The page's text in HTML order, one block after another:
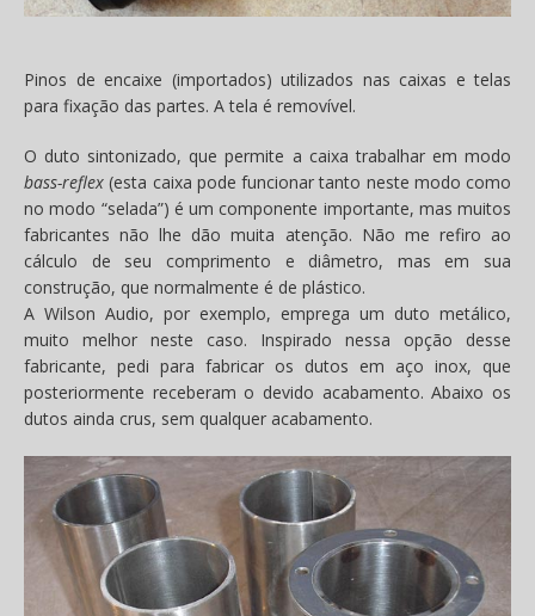
Pinos de encaixe (importados) utilizados nas caixas e telas
para fixação das partes. A tela é removível.
O duto sintonizado, que permite a caixa trabalhar em modo
bass-reflex (esta caixa pode funcionar tanto neste modo como
no modo “selada”) é um componente importante, mas muitos
fabricantes não lhe dão muita atenção. Não me refiro ao
cálculo de seu comprimento e diâmetro, mas em sua
construção, que normalmente é de plástico.
A Wilson Audio, por exemplo, emprega um duto metálico,
muito melhor neste caso. Inspirado nessa opção desse
fabricante, pedi para fabricar os dutos em aço inox, que
posteriormente receberam o devido acabamento. Abaixo os
dutos ainda crus, sem qualquer acabamento.